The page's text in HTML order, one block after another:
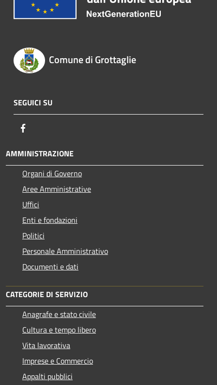
Comune di Grottaglie
SEGUICI SU
AMMINISTRAZIONE
Organi di Governo
Aree Amministrative
Uffici
Enti e fondazioni
Politici
Personale Amministrativo
Documenti e dati
CATEGORIE DI SERVIZIO
Anagrafe e stato civile
Cultura e tempo libero
Vita lavorativa
Imprese e Commercio
Appalti pubblici